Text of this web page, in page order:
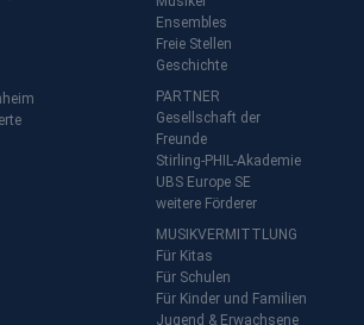
Ensembles
Freie Stellen
Geschichte
PARTNER
Gesellschaft der
Freunde
Stirling-PHIL-Akademie
UBS Europe SE
weitere Förderer
MUSIKVERMITTLUNG
Für Kitas
Für Schulen
Für Kinder und Familien
Jugend & Erwachsene